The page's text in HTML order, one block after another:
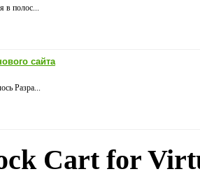
в полос...
сайта
Разра...
Cart for